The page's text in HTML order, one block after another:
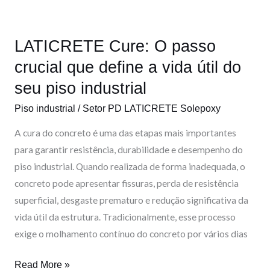
LATICRETE Cure: O passo
crucial que define a vida útil do
seu piso industrial
Piso industrial / Setor PD LATICRETE Solepoxy
A cura do concreto é uma das etapas mais importantes
para garantir resistência, durabilidade e desempenho do
piso industrial. Quando realizada de forma inadequada, o
concreto pode apresentar fissuras, perda de resistência
superficial, desgaste prematuro e redução significativa da
vida útil da estrutura. Tradicionalmente, esse processo
exige o molhamento contínuo do concreto por vários dias
vida
do
seu
piso
Read More »